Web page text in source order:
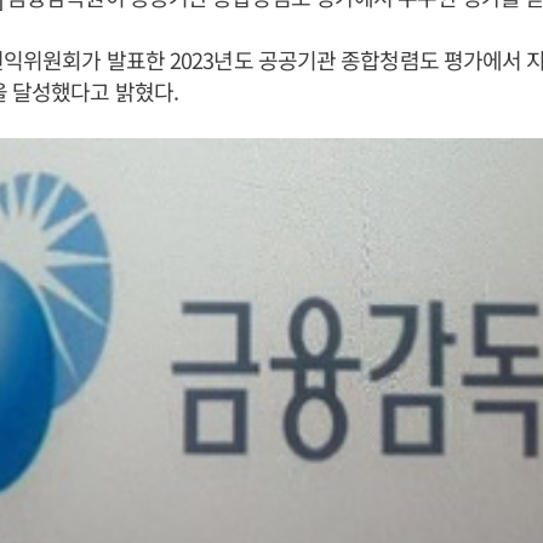
위원회가 발표한 2023년도 공공기관 종합청렴도 평가에서
달성했다고 밝혔다.